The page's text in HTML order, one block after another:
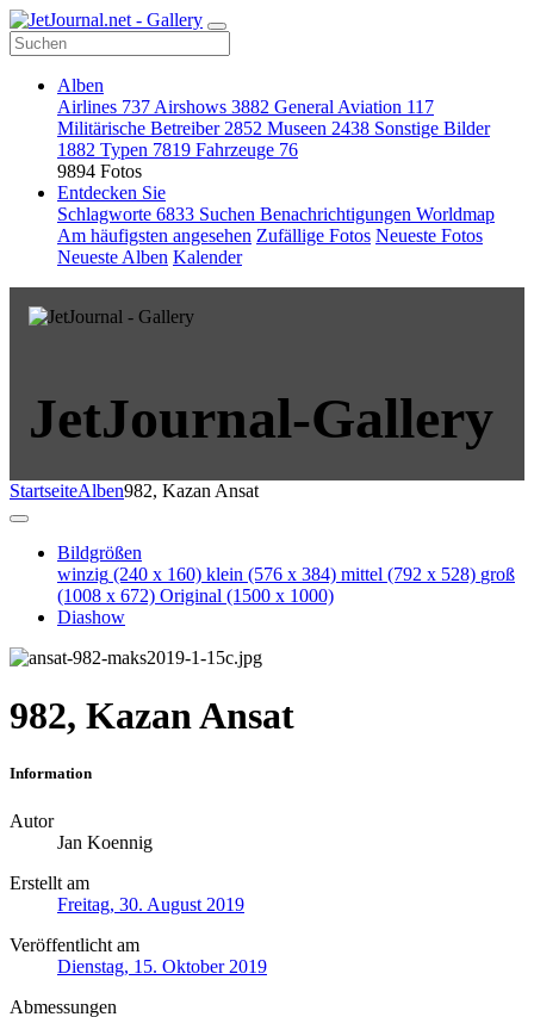
Alben
Airlines 737 Airshows 3882 General Aviation 117
Militärische Betreiber 2852 Museen 2438 Sonstige Bilder
1882 Typen 7819 Fahrzeuge 76
9894 Fotos
Entdecken Sie
Schlagworte 6833 Suchen Benachrichtigungen Worldmap
Am häufigsten angesehen Zufällige Fotos Neueste Fotos
Neueste Alben Kalender
JetJournal-Gallery
StartseiteAlben982, Kazan Ansat
Bildgrößen
winzig (240 x 160) klein (576 x 384) mittel (792 x 528) groß
(1008 x 672) Original (1500 x 1000)
Diashow
982, Kazan Ansat
Information
Autor
Jan Koennig
Erstellt am
Freitag, 30. August 2019
Veröffentlicht am
Dienstag, 15. Oktober 2019
Abmessungen